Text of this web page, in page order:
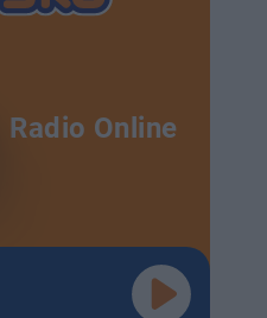
Radio Online